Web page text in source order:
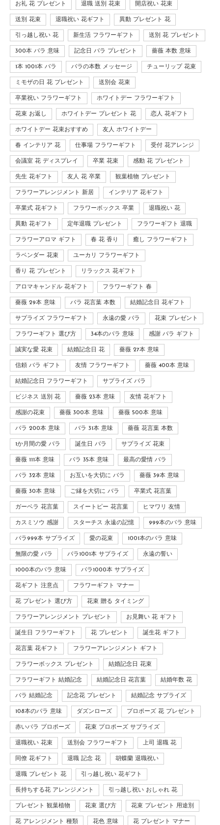
お礼 花 プレゼント 退職 送別 花束 開店祝い 花束
送別 花束 退職祝い 花ギフト 異動 プレゼント 花
引っ越し祝い 花 新生活 フラワーギフト 送別 花 プレゼント
300本 バラ 意味 記念日 バラ プレゼント 薔薇 本数 意味
1本 1001本 バラ バラの本数 メッセージ チューリップ 花束
ミモザの日 花 プレゼント 送別会 花束
卒業祝い フラワーギフト ホワイトデー フラワーギフト
花束 お返し ホワイトデー プレゼント 花 恋人 花ギフト
ホワイトデー 花束おすすめ 友人 ホワイトデー
春 インテリア 花 仕事場 フラワーギフト 受付 花アレンジ
会議室 花 ディスプレイ 卒業 花束 感動 花 プレゼント
先生 花ギフト 友人 花 卒業 観葉植物 プレゼント
フラワーアレンジメント 新居 インテリア 花ギフト
卒業式 花ギフト フラワーボックス 卒業 退職祝い 花
異動 花ギフト 定年退職 プレゼント フラワーギフト 退職
フラワーアロマ ギフト 春 花 香り 癒し フラワーギフト
ラベンダー 花束 ユーカリ フラワーギフト
香り 花 プレゼント リラックス 花ギフト
アロマキャンドル 花ギフト フラワーギフト 春
薔薇 29本 意味 バラ 花言葉 本数 結婚記念日 花ギフト
サプライズ フラワーギフト 永遠の愛 バラ 花束 プレゼント
フラワーギフト 選び方 34本のバラ 意味 感謝 バラ ギフト
誠実な愛 花束 結婚記念日 花 薔薇 27本 意味
信頼 バラ ギフト 友情 フラワーギフト 薔薇 400本 意味
結婚記念日 フラワーギフト サプライズ バラ
ビジネス 送別 花 薔薇 23本 意味 友情 花ギフト
感謝の花束 薔薇 300本 意味 薔薇 500本 意味
バラ 200本 意味 バラ 31本 意味 薔薇 花言葉 本数
1か月間の愛 バラ 誕生日 バラ サプライズ 花束
薔薇 111本 意味 バラ 35本 意味 最高の愛情 バラ
バラ 32本 意味 お互いを大切に バラ 薔薇 39本 意味
薔薇 30本 意味 ご縁を大切に バラ 卒業式 花言葉
ガーベラ 花言葉 スイートピー 花言葉 ヒマワリ 友情
カスミソウ 感謝 スターチス 永遠の記憶 999本のバラ 意味
バラ999本 サプライズ 愛の花束 1001本のバラ 意味
無限の愛 バラ バラ1001本 サプライズ 永遠の誓い
1000本のバラ 意味 バラ1000本 サプライズ
花ギフト 注意点 フラワーギフト マナー
花 プレゼント 選び方 花束 贈る タイミング
フラワーアレンジメント プレゼント お見舞い 花 ギフト
誕生日 フラワーギフト 花 プレゼント 誕生花 ギフト
花言葉 花ギフト フラワーアレンジメント ギフト
フラワーボックス プレゼント 結婚記念日 花束
フラワーギフト 結婚記念 結婚記念日 花言葉 結婚年数 花
バラ 結婚記念 記念花 プレゼント 結婚記念 サプライズ
108本のバラ 意味 ダズンローズ プロポーズ 花 プレゼント
赤いバラ プロポーズ 花束 プロポーズ サプライズ
退職祝い 花束 送別会 フラワーギフト 上司 退職 花
同僚 花ギフト 退職 記念 花 胡蝶蘭 退職祝い
退職 プレゼント 花 引っ越し祝い 花ギフト
長持ちする花 アレンジメント 引っ越し祝い おしゃれ 花
プレゼント 観葉植物 花束 選び方 花束 プレゼント 用途別
花 アレンジメント 種類 花色 意味 花 プレゼント マナー